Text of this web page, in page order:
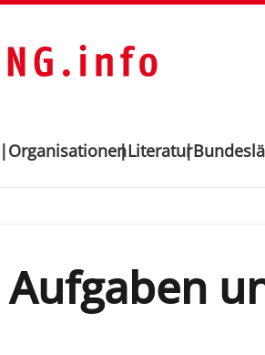
OrganisationenLiteratur
Aufgaben